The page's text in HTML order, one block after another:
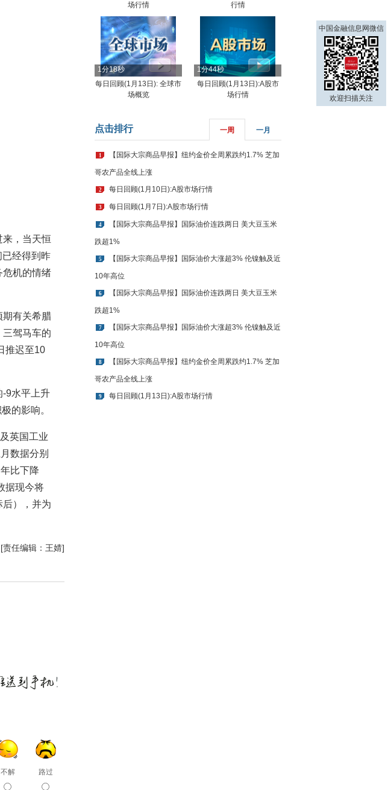
来，当天恒
经得到昨
危机的情绪
期有关希腊
驾马车的
推迟至10
-9水平上升
的影响。
英国工业
数据分别
比下降
据现今将
），并为
[责任编辑：王婧]
不解 路过
场行情
行情
1分18秒
每日回顾(1月13日): 全球市
场概览
1分44秒
每日回顾(1月13日):A股市
场行情
点击排行 一周 一月
1 【国际大宗商品早报】纽约金价全周累跌约1.7% 芝加
哥农产品全线上涨
2 每日回顾(1月10日):A股市场行情
3 每日回顾(1月7日):A股市场行情
4 【国际大宗商品早报】国际油价连跌两日 美大豆玉米
跌超1%
5 【国际大宗商品早报】国际油价大涨超3% 伦镍触及近
10年高位
6 【国际大宗商品早报】国际油价连跌两日 美大豆玉米
跌超1%
7 【国际大宗商品早报】国际油价大涨超3% 伦镍触及近
10年高位
8 【国际大宗商品早报】纽约金价全周累跌约1.7% 芝加
哥农产品全线上涨
9 每日回顾(1月13日):A股市场行情
中国金融信息网微信
欢迎扫描关注